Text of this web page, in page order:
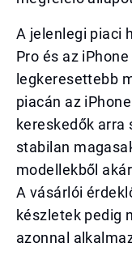
A jelenlegi piaci
Pro és az
legkeresettebb
piacán az
kereskedők arra
stabilan
modellekből
A vásárlói
készletek pedig
azonnal